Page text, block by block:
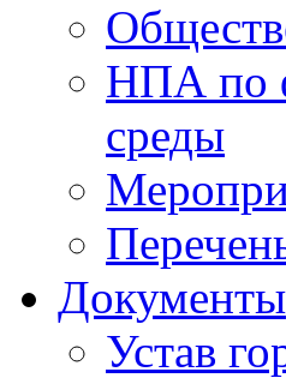
НПА по
среды
Документы
Устав